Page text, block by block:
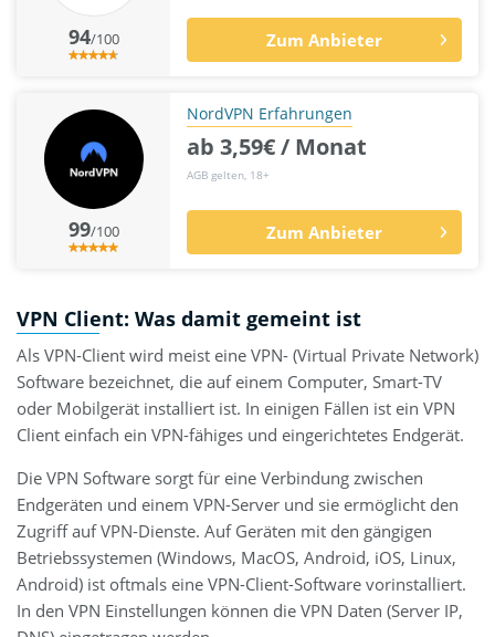
94/100 Zum Anbieter
99/100
NordVPN Erfahrungen
ab 3,59€ / Monat
AGB gelten, 18+
Zum Anbieter
VPN Client: Was damit gemeint ist
Als VPN-Client wird meist eine VPN- (Virtual Private Network)
Software bezeichnet, die auf einem Computer, Smart-TV
oder Mobilgerät installiert ist. In einigen Fällen ist ein VPN
Client einfach ein VPN-fähiges und eingerichtetes Endgerät.
Die VPN Software sorgt für eine Verbindung zwischen
Endgeräten und einem VPN-Server und sie ermöglicht den
Zugriff auf VPN-Dienste. Auf Geräten mit den gängigen
Betriebssystemen (Windows, MacOS, Android, iOS, Linux,
Android) ist oftmals eine VPN-Client-Software vorinstalliert.
In den VPN Einstellungen können die VPN Daten (Server IP,